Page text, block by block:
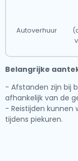
Autoverhuur
Belangrijke
- Afstanden zijn bij
afhankelijk van de
- Reistijden kunnen
tijdens piekuren.